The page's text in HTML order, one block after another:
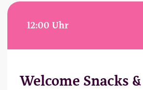
12:00 Uhr
Welcome Snacks